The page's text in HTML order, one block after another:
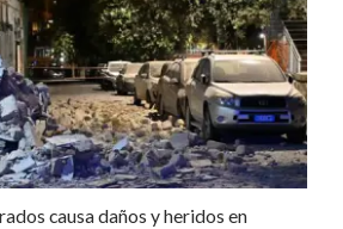
causa daños y heridos en